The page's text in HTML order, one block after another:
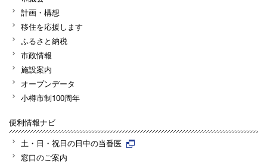
計画・構想
移住を応援します
ふるさと納税
市政情報
施設案内
オープンデータ
小樽市制100周年
便利情報ナビ
土・日・祝日の日中の当番医
窓口のご案内